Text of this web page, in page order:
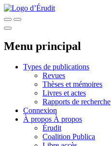
Menu principal
Types de publications
Revues
Thèses et mémoires
Livres et actes
Rapports de recherche
Connexion
À propos À propos
Érudit
Coalition Publica